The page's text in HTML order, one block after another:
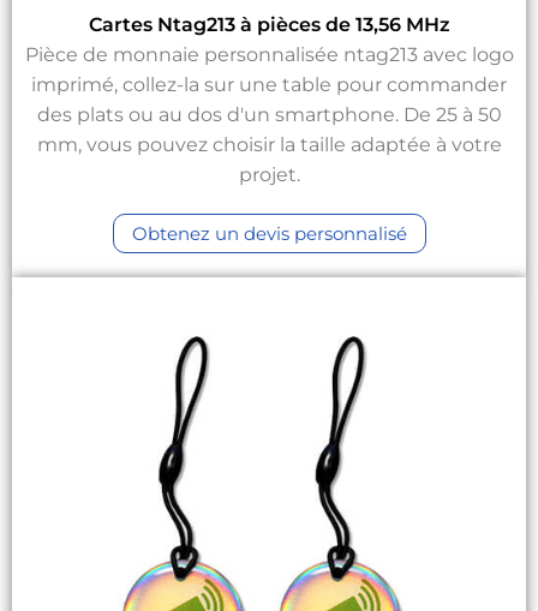
Cartes Ntag213 à pièces de 13,56 MHz
Pièce de monnaie personnalisée ntag213 avec logo
imprimé, collez-la sur une table pour commander
des plats ou au dos d'un smartphone. De 25 à 50
mm, vous pouvez choisir la taille adaptée à votre
projet.
Obtenez un devis personnalisé